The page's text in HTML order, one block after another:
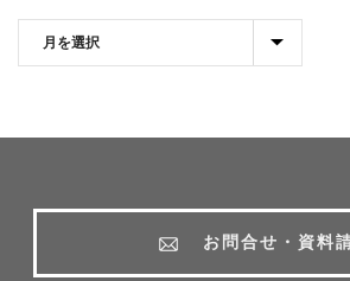
お問合せ・資料